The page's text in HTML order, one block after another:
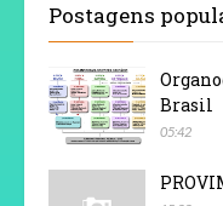
Postagens
Brasil
05:42